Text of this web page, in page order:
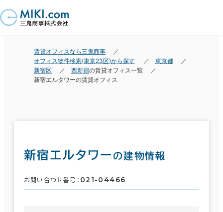
賃貸オフィスなら三鬼商事
オフィス物件検索(東京23区)から探す
東京都
新宿区
西新宿の賃貸オフィス一覧
新宿エルタワーの賃貸オフィス
新宿エルタワー の建物情報
お問い合わせ番号： 021-04466